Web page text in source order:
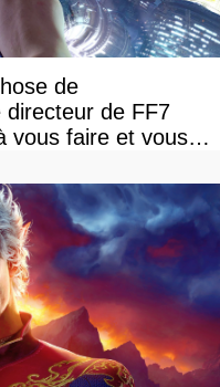
de
de FF7
vous faire et vous